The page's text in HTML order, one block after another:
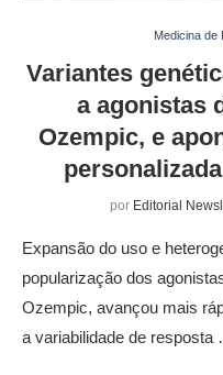
Medicina de
Variantes
a agonistas
Ozempic, e
por Editorial
Expansão do uso e
popularização dos
Ozempic, avançou mais
a variabilidade de resposta